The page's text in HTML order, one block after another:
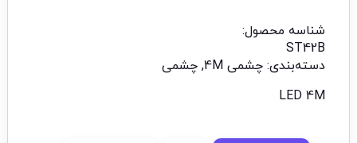
شناسه محصول:
ST42B
دسته‌بندی: چشمی 4M , چشمی
LED 4M